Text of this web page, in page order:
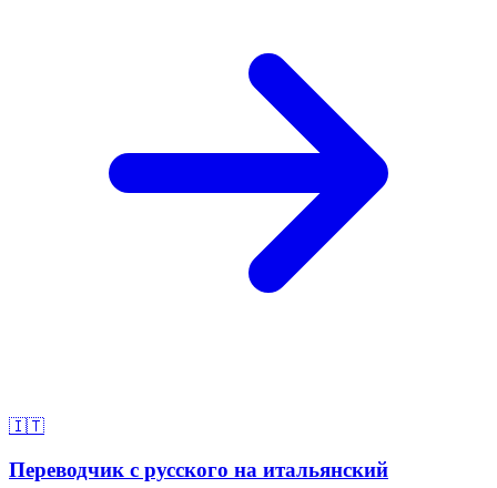
🇮🇹
Переводчик с русского на итальянский